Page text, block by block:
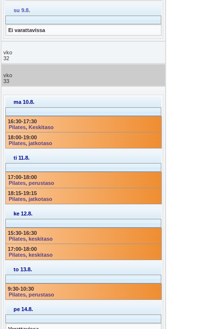
su 9.8.
Ei varattavissa
vko
32
vko
33
ma 10.8.
16:30-17:30
Pilates, Keskitaso
18:00-19:00
Pilates, jatkotaso
ti 11.8.
17:00-18:00
Pilates, perustaso
18:15-19:15
Pilates, jatkotaso
ke 12.8.
15:30-16:30
Pilates, keskitaso
17:00-18:00
Pilates, keskitaso
to 13.8.
9:30-10:30
Pilates, perustaso
pe 14.8.